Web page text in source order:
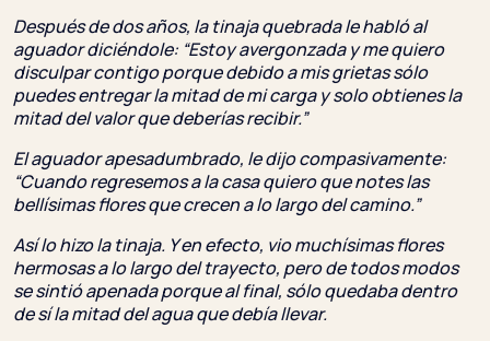
Después de dos años, la tinaja quebrada le habló al
aguador diciéndole: “Estoy avergonzada y me quiero
disculpar contigo porque debido a mis grietas sólo
puedes entregar la mitad de mi carga y solo obtienes la
mitad del valor que deberías recibir.”
El aguador apesadumbrado, le dijo compasivamente:
“Cuando regresemos a la casa quiero que notes las
bellísimas flores que crecen a lo largo del camino.”
Así lo hizo la tinaja. Y en efecto, vio muchísimas flores
hermosas a lo largo del trayecto, pero de todos modos
se sintió apenada porque al final, sólo quedaba dentro
de sí la mitad del agua que debía llevar.